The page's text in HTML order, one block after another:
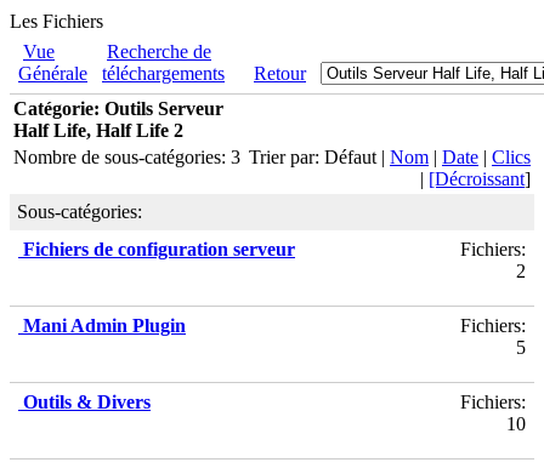
Les Fichiers
Vue
Générale
Recherche de
téléchargements
Retour
Catégorie: Outils Serveur
Half Life, Half Life 2
Nombre de sous-catégories: 3 Trier par: Défaut | Nom | Date | Clics
| [Décroissant]
Sous-catégories:
Fichiers de configuration serveur
Fichiers:
2
Mani Admin Plugin
Fichiers:
5
Outils & Divers
Fichiers:
10